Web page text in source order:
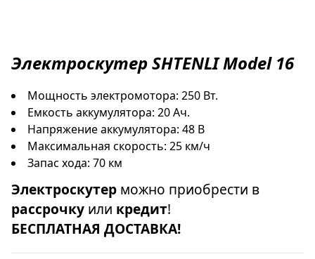
ЭлектроскутерSHTENLI Model 16
Мощность электромотора: 250 Вт.
Емкость аккумулятора: 20 Ач.
Напряжение аккумулятора: 48 В
Максимальная скорость: 25 км/ч
Запас хода: 70 км
Электроскутер можно приобрести в
рассрочку или кредит!
БЕСПЛАТНАЯ ДОСТАВКА!